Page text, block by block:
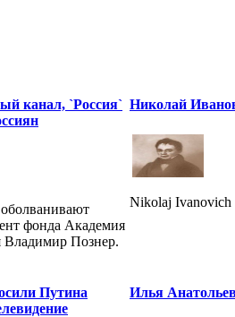
канал, `Россия`
фонда Академия
Владимир Познер.
Николай
Nikolaj Ivanovich
Путина
Илья